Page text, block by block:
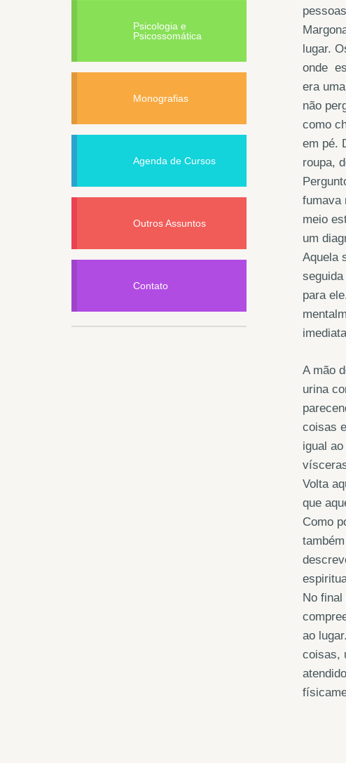
lugar.
onde
era
não
como
em pé.
roupa,
fumava
meio
um
Aquela
para
A mão
urina
coisas
igual
Volta
que
Como
No
ao
coisas,
Psicologia e
Psicossomática
Monografias
Agenda de Cursos
Outros Assuntos
Contato